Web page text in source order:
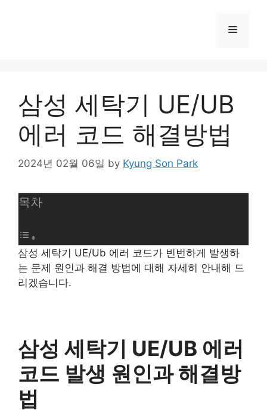
메
삼성 세탁기 UE/UB
에러 코드 해결방법
2024년 02월 06일 by Kyung Son Park
목차
삼성 세탁기 UE/Ub 에러 코드가 빈번하게 발생하
는 문제 원인과 해결 방법에 대해 자세히 안내해 드
리겠습니다.
삼성 세탁기 UE/UB 에러
코드 발생 원인과 해결방
법